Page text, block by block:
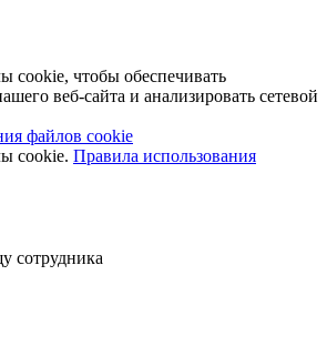
cookie, чтобы обеспечивать
веб-сайта и анализировать сетевой
файлов cookie
cookie. Правила использования
сотрудника